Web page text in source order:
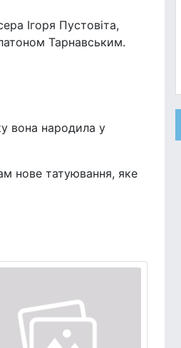
Ігоря Пустовіта,
Тарнавським.
вона народила у
нове татуювання, яке